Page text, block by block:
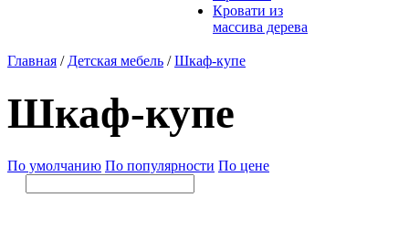
Кровати из
массива дерева
Главная / Детская мебель /Шкаф-купе
Шкаф-купе
По умолчанию По популярности По цене